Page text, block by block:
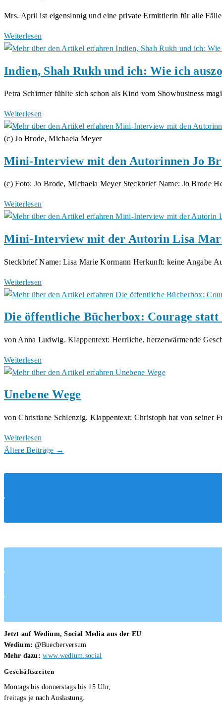
Mrs. April ist eigensinnig und eine private Ermittlerin für alle
Weiterlesen
April:
Nummer
von
Lus
Indien, Shah Rukh und ich: Wie ich
Petra Schirmer fühlte sich schon als Kind vom Showbusiness
Weiterlesen
Shah
Rukh
ich:
ich
den
of
zu
von
Petra
Schirmer.
(c) Jo Brode, Michaela Meyer
Mini-Interview mit den Autorinnen Jo
(c) Foto: Jo Brode, Michaela Meyer Steckbrief Name: Jo Brode
Weiterlesen
Interview
den
Jo
und
Meyer
Mini-Interview mit der Autorin Lisa
Steckbrief Name: Lisa Marie Kormann Herkunft: keine Angabe
Weiterlesen
Interview
der
Lisa
Kormann
Die öffentliche Bücherbox: Courage statt
von Anna Ludwig. Klappentext: Herrliche, herzerwärmende
Weiterlesen
öffentliche
Courage
Persiflage.
Unebene Wege
von Christiane Schlenzig. Klappentext: Christoph hat von seiner
Weiterlesen
Wege
Ältere Beiträge →
Jetzt auf Wedium, Social Media aus der EU
Wedium: @Buecherversum
Mehr dazu: www.wedium.social
Geschäftszeiten
Montags bis donnerstags bis 15 Uhr,
freitags je nach Auslastung.